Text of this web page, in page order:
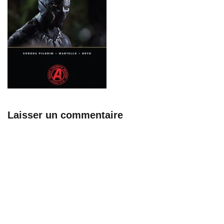
Laisser un commentaire